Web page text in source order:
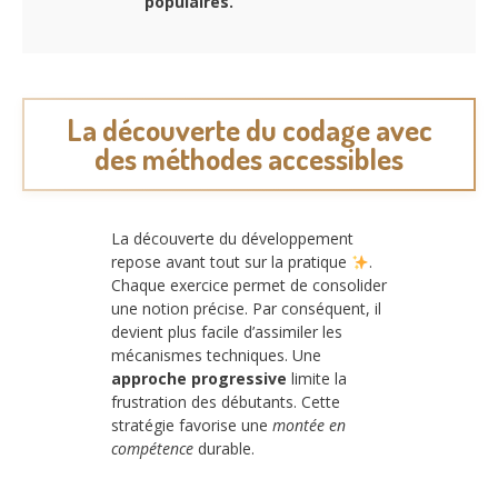
La découverte du codage avec
des méthodes accessibles
La découverte du développement
repose avant tout sur la pratique
.
Chaque exercice permet de consolider
une notion précise. Par conséquent, il
devient plus facile d’assimiler les
mécanismes techniques. Une
approche progressive limite la
frustration des débutants. Cette
stratégie favorise une montée en
compétence durable.